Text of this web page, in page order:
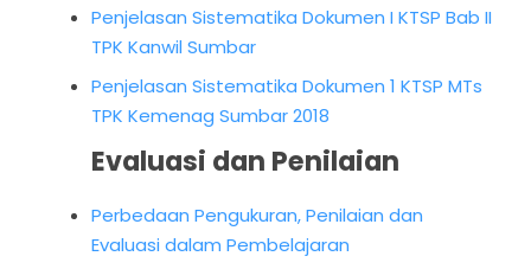
Penjelasan Sistematika Dokumen I KTSP Bab II
TPK Kanwil Sumbar
Penjelasan Sistematika Dokumen 1 KTSP MTs
TPK Kemenag Sumbar 2018
Evaluasi dan Penilaian
Perbedaan Pengukuran, Penilaian dan
Evaluasi dalam Pembelajaran